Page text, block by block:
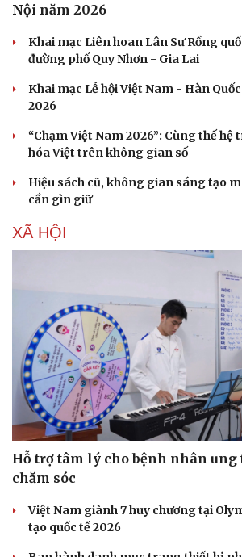
Văn hóa
Sân khấu - Điện ảnh
Văn học
Âm nhạc
Giải trí
Nghệ sĩ
Thời
Nội năm 2026
Khai mạc Liên hoan Lân Sư Rồng
đường phố Quy Nhơn - Gia Lai
Khai mạc Lễ hội Việt Nam - Hàn
2026
“Chạm Việt Nam 2026”: Cùng thế hệ
hóa Việt trên không gian số
Hiệu sách cũ, không gian sáng tạo
cần gìn giữ
XÃ HỘI
Hỗ trợ tâm lý cho bệnh nhân ung
chăm sóc
Việt Nam giành 7 huy chương tại
tạo quốc tế 2026